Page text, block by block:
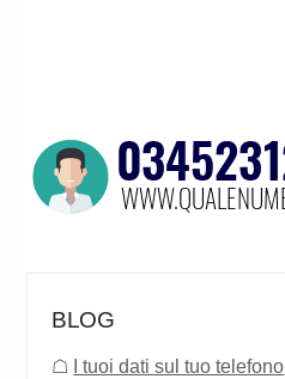
BLOG
☖ I tuoi dati sul tuo telefono